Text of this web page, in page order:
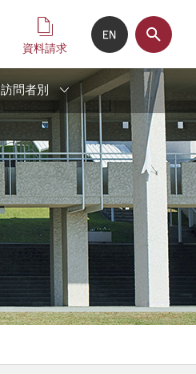
資料請求
訪問者別